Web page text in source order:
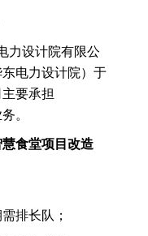
力设计院有限公
电力设计院）于
要承担
。
食堂项目改造
排长队；